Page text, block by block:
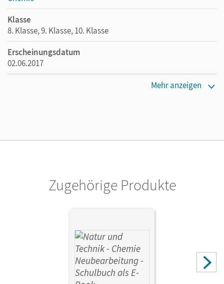
Klasse
8. Klasse, 9. Klasse, 10. Klasse
Erscheinungsdatum
02.06.2017
Mehr anzeigen
Zugehörige Produkte